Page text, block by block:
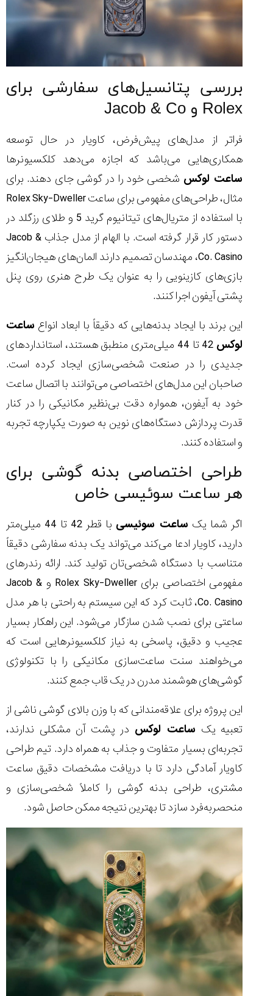
بررسی پتانسیل‌های سفارشی برای
Rolex و Jacob & Co
فراتر از مدل‌های پیش‌فرض، کاویار در حال توسعه
همکاری‌هایی می‌باشد که اجازه می‌دهد کلکسیونرها
ساعت لوکس شخصی خود را در گوشی جای دهند. برای
مثال، طراحی‌های مفهومی برای ساعت Rolex Sky-Dweller
با استفاده از متریال‌های تیتانیوم گرید 5 و طلای رزگلد در
دستور کار قرار گرفته است. با الهام از مدل جذاب Jacob &
Co. Casino، مهندسان تصمیم دارند المان‌های هیجان‌انگیز
بازی‌های کازینویی را به عنوان یک طرح هنری روی پنل
پشتی آیفون اجرا کنند.
این برند با ایجاد بدنه‌هایی که دقیقاً با ابعاد انواع ساعت
لوکس
42 تا 44 میلی‌متری منطبق هستند، استانداردهای
جدیدی را در صنعت شخصی‌سازی ایجاد کرده است.
صاحبان این مدل‌های اختصاصی می‌توانند با اتصال ساعت
خود به آیفون، همواره دقت بی‌نظیر مکانیکی را در کنار
قدرت پردازش دستگاه‌های نوین به صورت یکپارچه تجربه
و استفاده کنند.
طراحی اختصاصی بدنه گوشی برای
هر ساعت سوئیسی خاص
اگر شما یک ساعت سوئیسی
با قطر 42 تا 44 میلی‌متر
دارید، کاویار ادعا می‌کند می‌تواند یک بدنه سفارشی دقیقاً
متناسب با دستگاه شخصی‌تان تولید کند. ارائه رندرهای
مفهومی اختصاصی برای Rolex Sky-Dweller و Jacob &
Co. Casino، ثابت کرد که این سیستم به راحتی با هر مدل
ساعتی برای نصب شدن سازگار می‌شود. این راهکار بسیار
عجیب و دقیق، پاسخی به نیاز کلکسیونرهایی است که
می‌خواهند سنت ساعت‌سازی مکانیکی را با تکنولوژی
گوشی‌های هوشمند مدرن در یک قاب جمع کنند.
این پروژه برای علاقه‌مندانی که با وزن بالای گوشی ناشی از
تعبیه یک ساعت لوکس در پشت آن مشکلی ندارند،
تجربه‌ای بسیار متفاوت و جذاب به همراه دارد. تیم طراحی
کاویار آمادگی دارد تا با دریافت مشخصات دقیق ساعت
مشتری، طراحی بدنه گوشی را کاملاً شخصی‌سازی و
منحصر‌به‌فرد سازد تا بهترین نتیجه ممکن حاصل شود.